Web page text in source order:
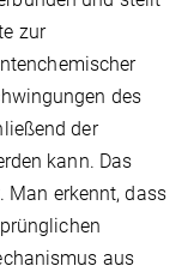
zur
des
der
kann. Das
erkennt, dass
aus